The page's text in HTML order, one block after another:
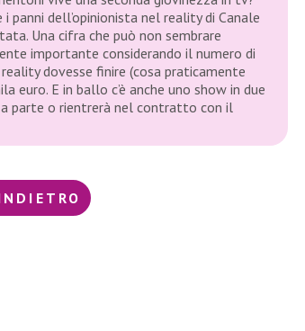
dell’opinionista nel reality di Canale
Una cifra che può non sembrare
importante considerando il numero di
dovesse finire (cosa praticamente
euro. E in ballo c’è anche uno show in due
parte o rientrerà nel contratto con il